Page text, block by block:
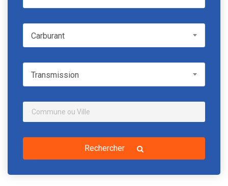
CarburantCarburant
TransmissionTransmission
Rechercher